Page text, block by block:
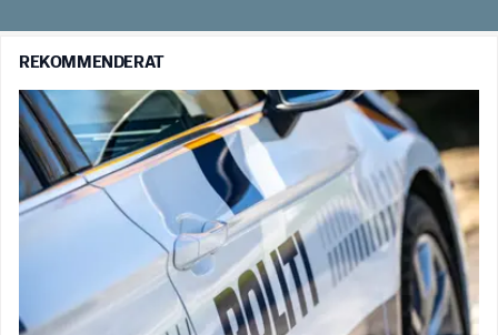
REKOMMENDERAT